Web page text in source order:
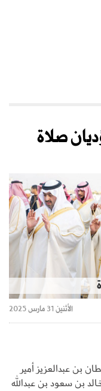
صلاة
الأثنين 31 مارس 2025
بن عبدالعزيز أمير
بن سعود بن عبدالله